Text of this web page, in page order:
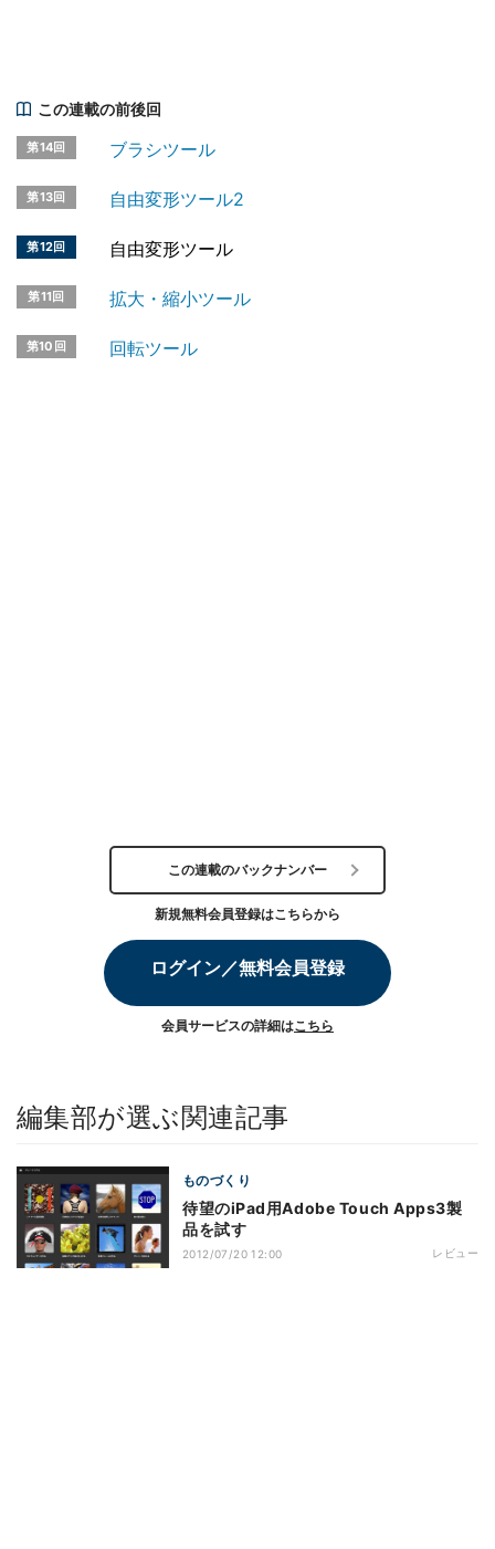
この連載の前後回
第14回 ブラシツール
第13回 自由変形ツール2
第12回 自由変形ツール
第11回 拡大・縮小ツール
第10回 回転ツール
この連載のバックナンバー
新規無料会員登録はこちらから
ログイン／無料会員登録
会員サービスの詳細はこちら
編集部が選ぶ関連記事
ものづくり
待望のiPad用Adobe Touch Apps3製
品を試す
2012/07/20 12:00 レビュー